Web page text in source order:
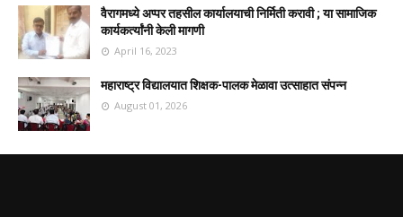
वैरागमध्ये अप्पर तहसील कार्यालयाची निर्मिती करावी ; या सामाजिक
कार्यकर्त्यांनी केली मागणी
April 16, 2023
महाराष्ट्र विद्यालयात शिक्षक-पालक मेळावा उत्साहात संपन्न
August 01, 2026